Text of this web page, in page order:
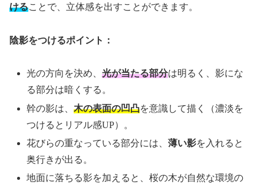
けることで、立体感を出すことができます。
陰影をつけるポイント：
光の方向を決め、光が当たる部分は明るく、影にな
る部分は暗くする。
幹の影は、木の表面の凹凸を意識して描く（濃淡を
つけるとリアル感UP）。
花びらの重なっている部分には、薄い影を入れると
奥行きが出る。
地面に落ちる影を加えると、桜の木が自然な環境の